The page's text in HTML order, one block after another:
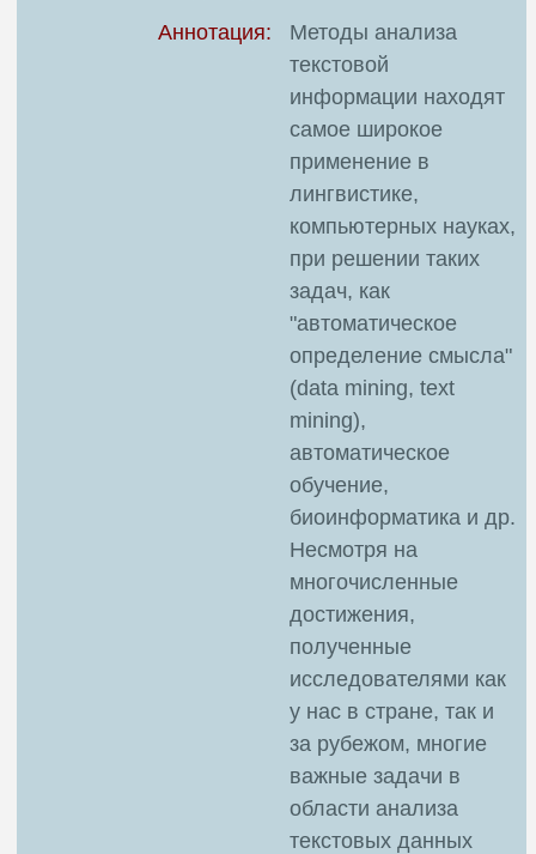
Аннотация:
Методы анализа
текстовой
информации находят
самое широкое
применение в
лингвистике,
компьютерных науках,
при решении таких
задач, как
"автоматическое
определение смысла"
(data mining, text
mining),
автоматическое
обучение,
биоинформатика и др.
Несмотря на
многочисленные
достижения,
полученные
исследователями как
у нас в стране, так и
за рубежом, многие
важные задачи в
области анализа
текстовых данных